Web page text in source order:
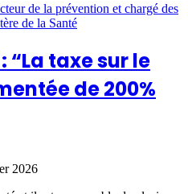
“La taxe sur le
de 200%
2026